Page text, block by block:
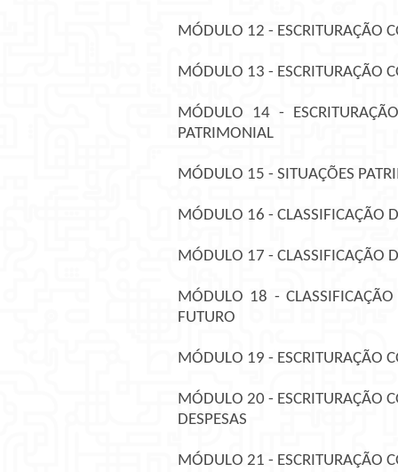
MÓDULO 12 - ESCRITURAÇÃO
MÓDULO 13 - ESCRITURAÇÃO
MÓDULO 14 -
PATRIMONIAL
MÓDULO 15 - SITUAÇÕES
MÓDULO 16 - CLASSIFICAÇÃO
MÓDULO 17 - CLASSIFICAÇÃO
MÓDULO 18 - CLASSIFICAÇÃO
FUTURO
MÓDULO 19 - ESCRITURAÇÃO
MÓDULO 20 - ESCRITURAÇÃO
DESPESAS
MÓDULO 21 - ESCRITURAÇÃO